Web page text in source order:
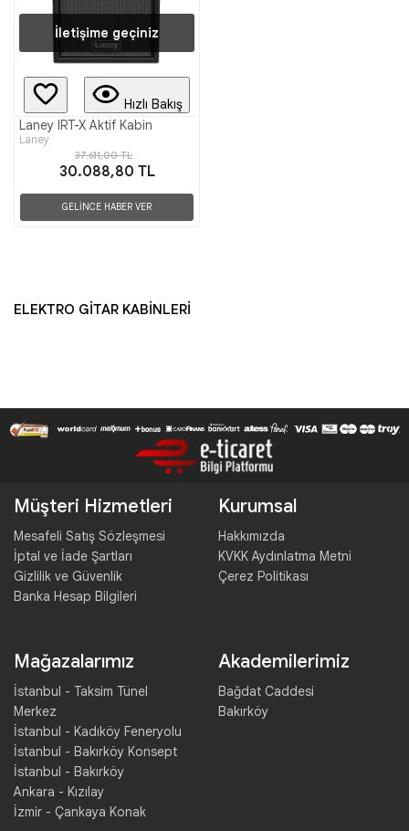
İletişime geçiniz
Hızlı Bakış
Laney IRT-X Aktif Kabin
Laney
37.611,00 TL
30.088,80 TL
GELİNCE HABER VER
ELEKTRO GİTAR KABİNLERİ
Müşteri Hizmetleri
Mesafeli Satış Sözleşmesi
İptal ve İade Şartları
Gizlilik ve Güvenlik
Banka Hesap Bilgileri
Kurumsal
Hakkımızda
KVKK Aydınlatma Metni
Çerez Politikası
Mağazalarımız
İstanbul - Taksim Tünel
Merkez
İstanbul - Kadıköy Feneryolu
İstanbul - Bakırköy Konsept
İstanbul - Bakırköy
Ankara - Kızılay
İzmir - Çankaya Konak
Akademilerimiz
Bağdat Caddesi
Bakırköy